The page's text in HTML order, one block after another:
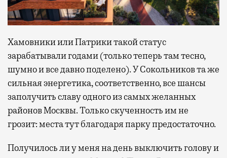
Хамовники или Патрики такой статус
зарабатывали годами (только теперь там тесно,
шумно и все давно поделено). У Сокольников та же
сильная энергетика, соответственно, все шансы
заполучить славу одного из самых желанных
районов Москвы. Только скученность им не
грозит: места тут благодаря парку предостаточно.
Получилось ли у меня на день выключить голову и